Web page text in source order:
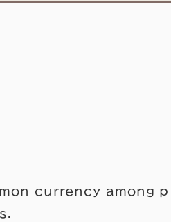
currency among p